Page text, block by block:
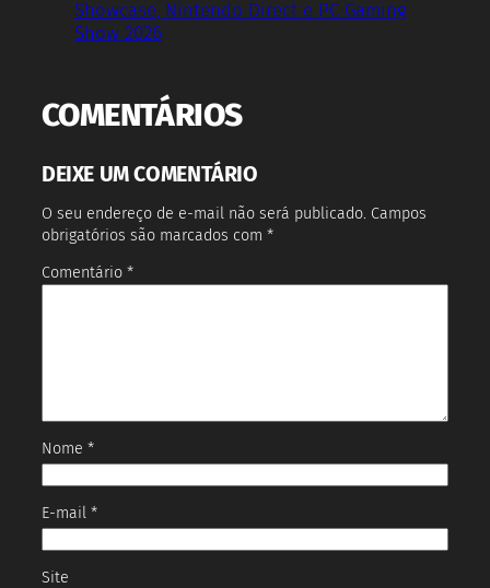
Showcase, Nintendo Direct e PC Gaming
Show 2026
COMENTÁRIOS
DEIXE UM COMENTÁRIO
O seu endereço de e-mail não será publicado. Campos
obrigatórios são marcados com *
Comentário *
Nome *
E-mail *
Site